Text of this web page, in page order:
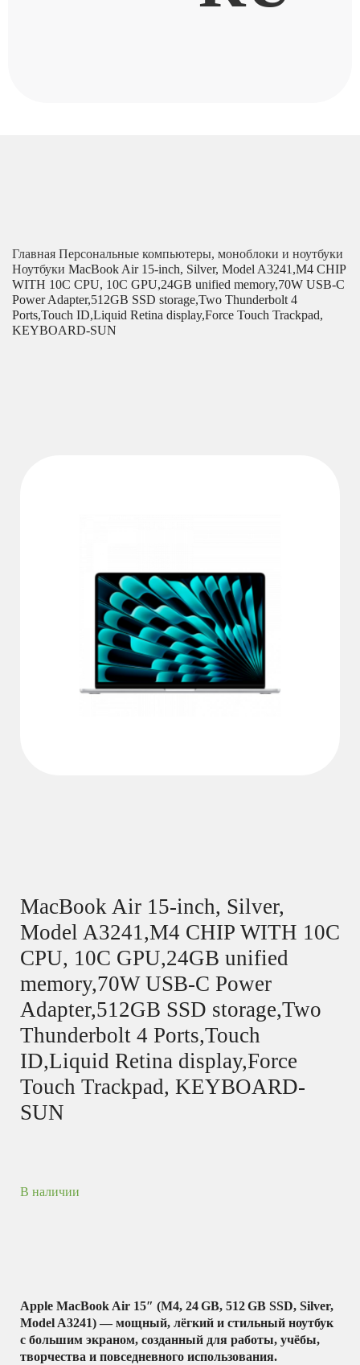
Главная Персональные компьютеры, моноблоки и ноутбуки
Ноутбуки MacBook Air 15-inch, Silver, Model A3241,M4 CHIP
WITH 10C CPU, 10C GPU,24GB unified memory,70W USB-C
Power Adapter,512GB SSD storage,Two Thunderbolt 4
Ports,Touch ID,Liquid Retina display,Force Touch Trackpad,
KEYBOARD-SUN
MacBook Air 15-inch, Silver,
Model A3241,M4 CHIP WITH 10C
CPU, 10C GPU,24GB unified
memory,70W USB-C Power
Adapter,512GB SSD storage,Two
Thunderbolt 4 Ports,Touch
ID,Liquid Retina display,Force
Touch Trackpad, KEYBOARD-
SUN
В наличии
Apple MacBook Air 15″ (M4, 24 GB, 512 GB SSD, Silver,
Model A3241) — мощный, лёгкий и стильный ноутбук
с большим экраном, созданный для работы, учёбы,
творчества и повседневного использования.